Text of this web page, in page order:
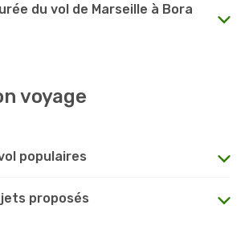
du vol de Marseille à Bora
voyage
populaires
proposés